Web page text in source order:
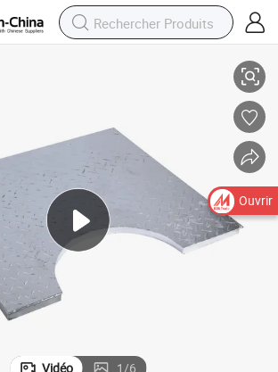
Vidéo 1/6
Ouvrir